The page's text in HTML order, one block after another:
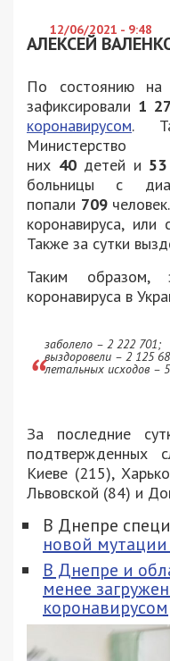
12/06/2021 - 9:48
АЛЕКСЕЙ
По состоянию
зафиксировали 1
коронавирусом.
Министерство
них 40 детей и 53
больницы с
попали 709 человек.
коронавируса, или
Также за сутки
Таким образом,
коронавируса в
заболело – 2 222 701;
выздоровели – 2 125
летальных исходов –
За последние
подтвержденных
Киеве (215),
Львовской (84) и
В Днепре
новой
В Днепре и
менее
коронавирусом